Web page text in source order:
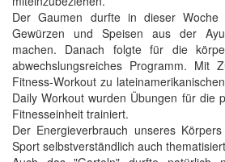
Der Gaumen durfte in dieser Woche
Gewürzen und Speisen aus der
machen. Danach folgte für die
abwechslungsreiches Programm. Mit
Fitness-Workout zu
Daily Workout wurden Übungen für die
Fitnesseinheit trainiert.
Der Energieverbrauch unseres
Sport selbstverständlich auch